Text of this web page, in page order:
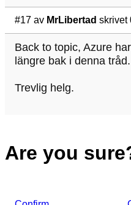
#17 av MrLibertad skrivet
Back to topic, Azure
längre bak i denna tråd.
Trevlig helg.
Are you